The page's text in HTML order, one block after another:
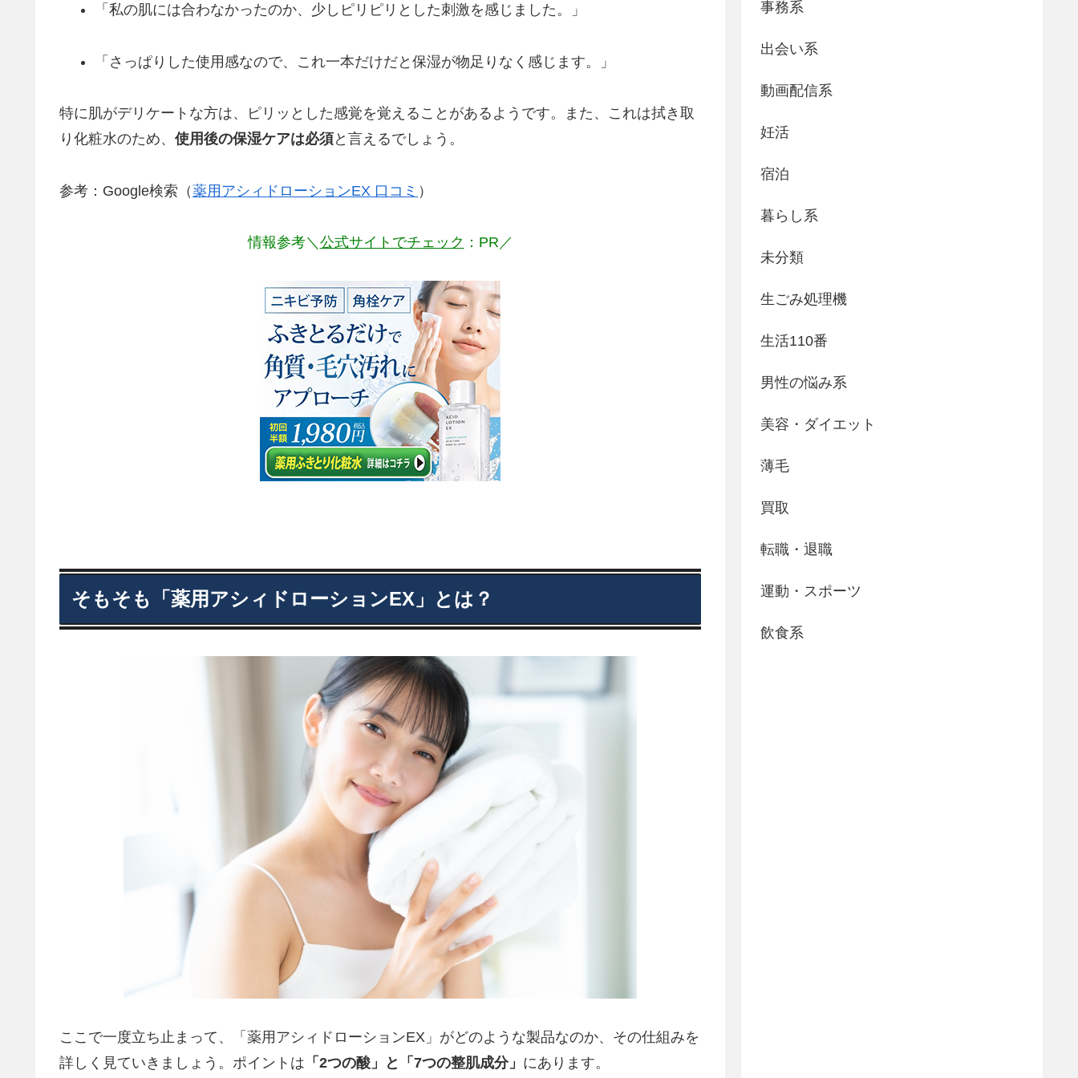
「私の肌には合わなかったのか、少しピリピリとした刺激を感じました。」
「さっぱりした使用感なので、これ一本だけだと保湿が物足りなく感じます。」
特に肌がデリケートな方は、ピリッとした感覚を覚えることがあるようです。また、これは拭き取
り化粧水のため、 使用後の保湿ケアは必須と言えるでしょう。
参考：Google検索（薬用アシィドローションEX 口コミ ）
情報参考＼ 公式サイトでチェック ：PR／
そもそも「薬用アシィドローションEX」とは？
ここで一度立ち止まって、「薬用アシィドローションEX」がどのような製品なのか、その仕組みを
詳しく見ていきましょう。ポイントは 「2つの酸」 と 「7つの整肌成分」 にあります。
事務系
出会い系
動画配信系
妊活
宿泊
暮らし系
未分類
生ごみ処理機
生活110番
男性の悩み系
美容・ダイエット
薄毛
買取
転職・退職
運動・スポーツ
飲食系